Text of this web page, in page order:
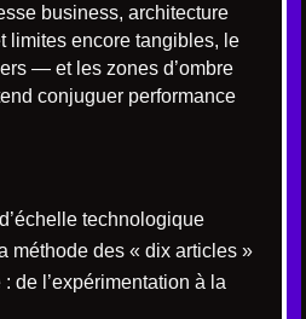
business, architecture
limites encore tangibles, le
— et les zones d’ombre
conjuguer performance
technologique
méthode des « dix articles »
de l’expérimentation à la